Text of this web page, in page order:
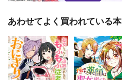
あわせてよく買われている本